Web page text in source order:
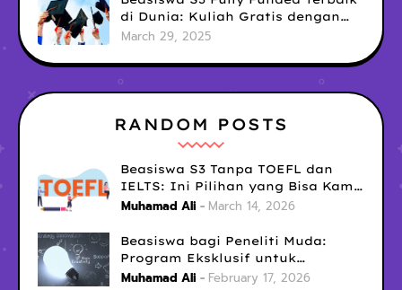
di Dunia: Kuliah Gratis dengan
Tunjangan Hidup Mewah!
March 29, 2025
RANDOM POSTS
Beasiswa S3 Tanpa TOEFL dan
IELTS: Ini Pilihan yang Bisa Kamu
Coba Sekarang!
Muhamad Ali March 14, 2026
Beasiswa bagi Peneliti Muda:
Program Eksklusif untuk
Menunjang Karier Akademik
Muhamad Ali February 17, 2026